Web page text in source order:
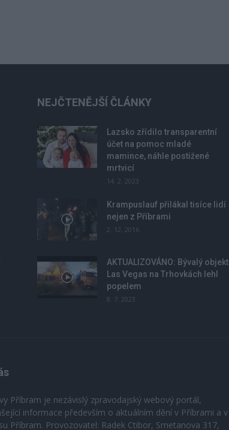
NEJČTENĚJŠÍ ČLÁNKY
Lazsko zřídilo transparentní
účet na pomoc mladé
mamince, náhle postižené
mrtvicí
14. 2. 2023
Krampuslauf přilákal tisíce lidí
nejen z Příbrami
2. 12. 2016
AKTUALIZOVÁNO: Bývalý objekt
Las Vegas na Trhovkách lehl
popelem
8. 7. 2023
Příbram je nezávislý zpravodajský webový portál,
informace především o aktuálním dění v Příbrami a v
Příbram. Provozovatel: Radek Ctibor, Smetanova 317,